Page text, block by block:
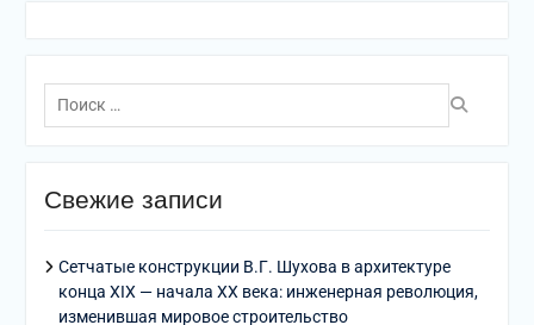
Поиск
по:
Свежие записи
Сетчатые конструкции В.Г. Шухова в архитектуре
конца XIX — начала XX века: инженерная революция,
изменившая мировое строительство